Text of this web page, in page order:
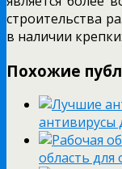
строительства
в наличии
Похожие
антивирусы
область для